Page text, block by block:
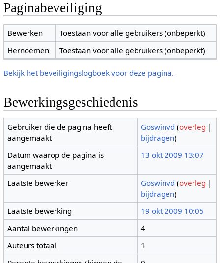
Paginabeveiliging
Bewerken
Toestaan voor alle gebruikers (onbeperkt)
Hernoemen
Toestaan voor alle gebruikers (onbeperkt)
Bekijk het beveiligingslogboek voor deze pagina.
Bewerkingsgeschiedenis
Gebruiker die de pagina heeft
aangemaakt
Goswinvd (overleg |
bijdragen)
Datum waarop de pagina is
aangemaakt
13 okt 2009 13:07
Laatste bewerker Goswinvd (overleg |
bijdragen)
Laatste bewerking
19 okt 2009 10:05
Aantal bewerkingen
4
Auteurs totaal
1